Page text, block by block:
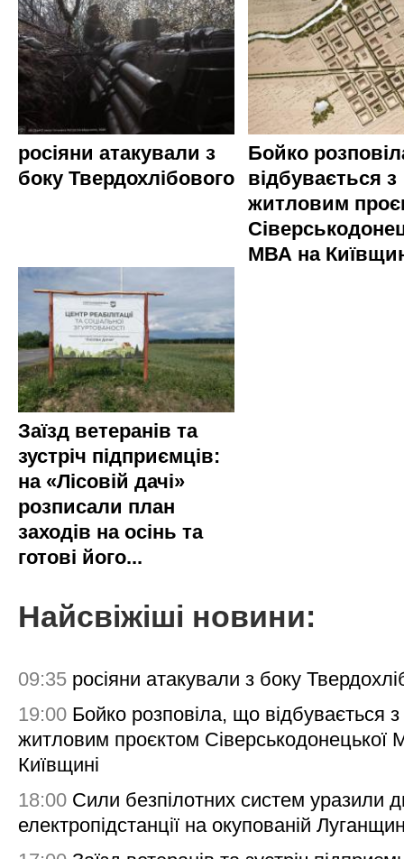
росіяни атакували з
боку Твердохлібового
Бойко
відбувається з
житловим
МВА на
Заїзд ветеранів та
зустріч підприємців:
на «Лісовій дачі»
розписали план
заходів на осінь та
готові його...
Найсвіжіші новини:
09:35 росіяни атакували з боку
19:00 Бойко розповіла, що відбувається з
житловим проєктом Сіверськодонецької
Київщині
18:00 Сили безпілотних систем уразили
електропідстанції на окупованій